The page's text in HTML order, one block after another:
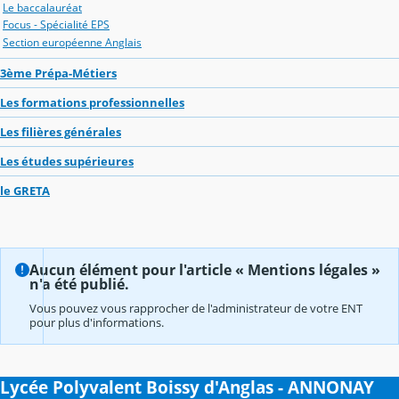
Le baccalauréat
Focus - Spécialité EPS
Section européenne Anglais
3ème Prépa-Métiers
Les formations professionnelles
Les filières générales
Les études supérieures
le GRETA
Aucun élément pour l'article « Mentions légales »
n'a été publié.
Vous pouvez vous rapprocher de l'administrateur de votre ENT
pour plus d'informations.
Lycée Polyvalent Boissy d'Anglas - ANNONAY